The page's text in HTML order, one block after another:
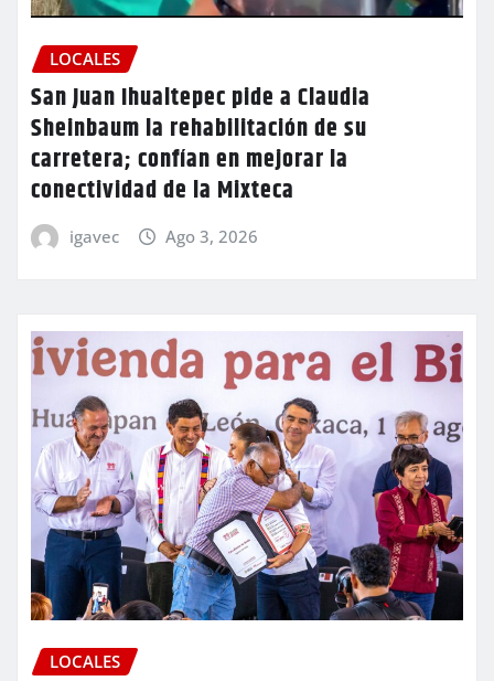
LOCALES
San Juan Ihualtepec pide a Claudia
Sheinbaum la rehabilitación de su
carretera; confían en mejorar la
conectividad de la Mixteca
igavec Ago 3, 2026
LOCALES